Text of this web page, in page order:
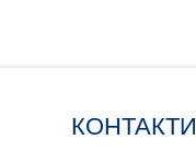
КОНТАКТИ